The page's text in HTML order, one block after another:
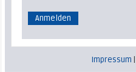
Impressum